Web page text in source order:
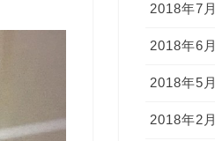
2018年7月
2018年6月
2018年5月
2018年2月